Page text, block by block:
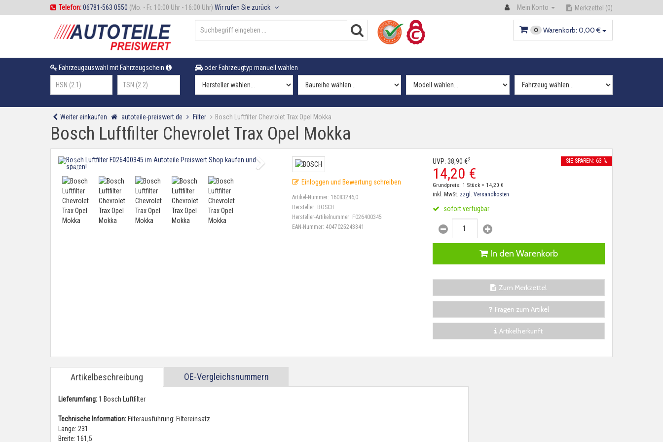
Telefon:06781-563 0550 (Mo. - Fr. 10:00 Uhr - 16:00 Uhr) Wir rufen Sie zurück Mein Konto Merkzettel (0)
0 Warenkorb: 0,00 €
Fahrzeugauswahl mit Fahrzeugschein oder Fahrzeugtyp manuell wählen
Weiter einkaufen autoteile-preiswert.de Filter Bosch Luftfilter Chevrolet Trax Opel Mokka
Bosch Luftfilter Chevrolet Trax Opel Mokka
Einloggen und Bewertung schreiben
Artikel-Nummer: 16083246;0
Hersteller: BOSCH
Hersteller-Artikelnummer: F026400345
EAN-Nummer: 4047025243841
UVP:38,90€2
14,20 €
SIE SPAREN: 63 %
Grundpreis: 1 Stück = 14,20 €
inkl. MwSt. zzgl. Versandkosten
sofort verfügbar
In den Warenkorb
Zum Merkzettel
Fragen zum Artikel
Artikelherkunft
Artikelbeschreibung OE-Vergleichsnummern
Lieferumfang:1 Bosch Luftfilter
Technische Information: Filterausführung: Filtereinsatz
Länge: 231
Breite: 161,5